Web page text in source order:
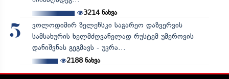
3214ნახვა
5
ვოლოდიმირ ზელენსკი საგარეო დაზვერვის
სამსახურის ხელმძღვანელად რუსტემ უმეროვის
დანიშვნას გეგმავს - უკრა...
2188ნახვა